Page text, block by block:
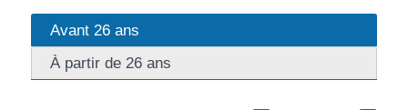
Avant 26 ans
À partir de 26 ans